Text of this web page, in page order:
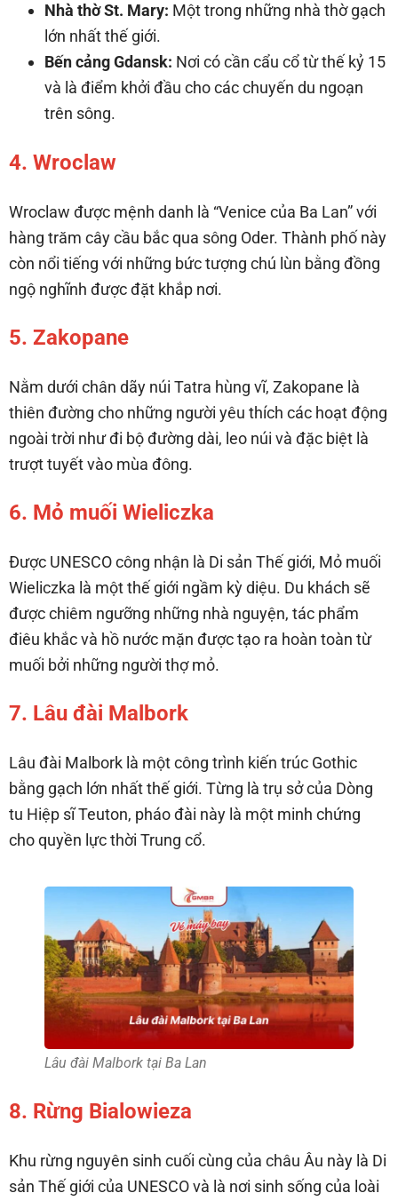
Nhà thờ St. Mary: Một trong những nhà thờ gạch
lớn nhất thế giới.
Bến cảng Gdansk: Nơi có cần cẩu cổ từ thế kỷ 15
và là điểm khởi đầu cho các chuyến du ngoạn
trên sông.
4. Wroclaw
Wroclaw được mệnh danh là “Venice của Ba Lan” với
hàng trăm cây cầu bắc qua sông Oder. Thành phố này
còn nổi tiếng với những bức tượng chú lùn bằng đồng
ngộ nghĩnh được đặt khắp nơi.
5. Zakopane
Nằm dưới chân dãy núi Tatra hùng vĩ, Zakopane là
thiên đường cho những người yêu thích các hoạt động
ngoài trời như đi bộ đường dài, leo núi và đặc biệt là
trượt tuyết vào mùa đông.
6. Mỏ muối Wieliczka
Được UNESCO công nhận là Di sản Thế giới, Mỏ muối
Wieliczka là một thế giới ngầm kỳ diệu. Du khách sẽ
được chiêm ngưỡng những nhà nguyện, tác phẩm
điêu khắc và hồ nước mặn được tạo ra hoàn toàn từ
muối bởi những người thợ mỏ.
7. Lâu đài Malbork
Lâu đài Malbork là một công trình kiến trúc Gothic
bằng gạch lớn nhất thế giới. Từng là trụ sở của Dòng
tu Hiệp sĩ Teuton, pháo đài này là một minh chứng
cho quyền lực thời Trung cổ.
Lâu đài Malbork tại Ba Lan
8. Rừng Bialowieza
Khu rừng nguyên sinh cuối cùng của châu Âu này là Di
sản Thế giới của UNESCO và là nơi sinh sống của loài